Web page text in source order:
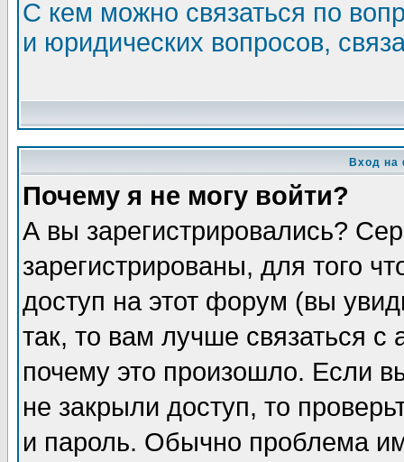
С кем можно связаться по
и юридических вопросов,
Вход на
Почему я не могу войти?
А вы зарегистрировались?
зарегистрированы, для того
доступ на этот форум (вы
так, то вам лучше связаться
почему это произошло. Если
не закрыли доступ, то
и пароль. Обычно проблема